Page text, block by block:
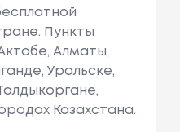
Пункты
Алматы,
Уральске,
Казахстана.